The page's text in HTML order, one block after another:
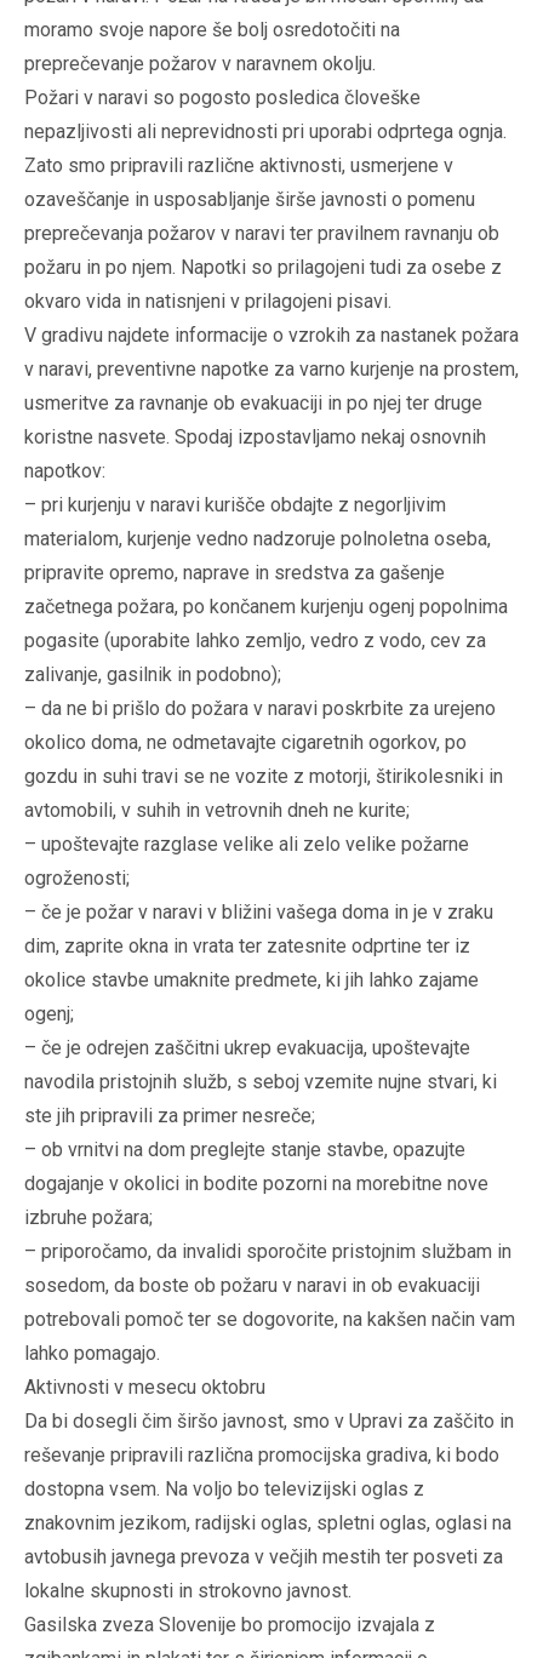
moramo svoje napore še bolj osredotočiti na
preprečevanje požarov v naravnem okolju.
Požari v naravi so pogosto posledica človeške
nepazljivosti ali neprevidnosti pri uporabi odprtega ognja.
Zato smo pripravili različne aktivnosti, usmerjene v
ozaveščanje in usposabljanje širše javnosti o pomenu
preprečevanja požarov v naravi ter pravilnem ravnanju ob
požaru in po njem. Napotki so prilagojeni tudi za osebe z
okvaro vida in natisnjeni v prilagojeni pisavi.
V gradivu najdete informacije o vzrokih za nastanek požara
v naravi, preventivne napotke za varno kurjenje na prostem,
usmeritve za ravnanje ob evakuaciji in po njej ter druge
koristne nasvete. Spodaj izpostavljamo nekaj osnovnih
napotkov:
– pri kurjenju v naravi kurišče obdajte z negorljivim
materialom, kurjenje vedno nadzoruje polnoletna oseba,
pripravite opremo, naprave in sredstva za gašenje
začetnega požara, po končanem kurjenju ogenj popolnima
pogasite (uporabite lahko zemljo, vedro z vodo, cev za
zalivanje, gasilnik in podobno);
– da ne bi prišlo do požara v naravi poskrbite za urejeno
okolico doma, ne odmetavajte cigaretnih ogorkov, po
gozdu in suhi travi se ne vozite z motorji, štirikolesniki in
avtomobili, v suhih in vetrovnih dneh ne kurite;
– upoštevajte razglase velike ali zelo velike požarne
ogroženosti;
– če je požar v naravi v bližini vašega doma in je v zraku
dim, zaprite okna in vrata ter zatesnite odprtine ter iz
okolice stavbe umaknite predmete, ki jih lahko zajame
ogenj;
– če je odrejen zaščitni ukrep evakuacija, upoštevajte
navodila pristojnih služb, s seboj vzemite nujne stvari, ki
ste jih pripravili za primer nesreče;
– ob vrnitvi na dom preglejte stanje stavbe, opazujte
dogajanje v okolici in bodite pozorni na morebitne nove
izbruhe požara;
– priporočamo, da invalidi sporočite pristojnim službam in
sosedom, da boste ob požaru v naravi in ob evakuaciji
potrebovali pomoč ter se dogovorite, na kakšen način vam
lahko pomagajo.
Aktivnosti v mesecu oktobru
Da bi dosegli čim širšo javnost, smo v Upravi za zaščito in
reševanje pripravili različna promocijska gradiva, ki bodo
dostopna vsem. Na voljo bo televizijski oglas z
znakovnim jezikom, radijski oglas, spletni oglas, oglasi na
avtobusih javnega prevoza v večjih mestih ter posveti za
lokalne skupnosti in strokovno javnost.
Gasilska zveza Slovenije bo promocijo izvajala z